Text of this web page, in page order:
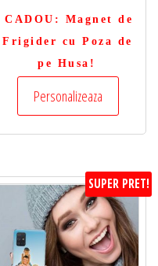
CADOU : Magnet de
Frigider cu Poza de
pe Husa!
Personalizeaza
SUPER PRET!